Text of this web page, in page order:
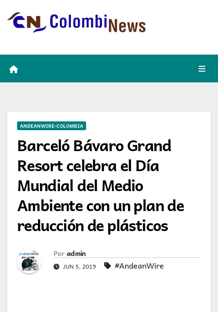
ANDEANWIRE-COLOMBIA
Barceló Bávaro Grand
Resort celebra el Día
Mundial del Medio
Ambiente con un plan de
reducción de plásticos
Por admin
JUN 5, 2019 #AndeanWire